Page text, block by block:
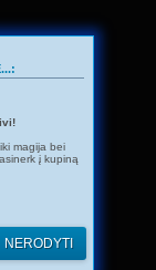
magija bei
į kupiną
NERODYTI